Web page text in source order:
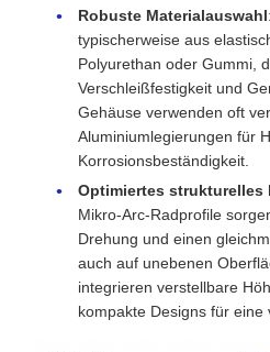
Robuste Materialauswahl
typischerweise aus
Polyurethan oder Gummi,
Verschleißfestigkeit und
Gehäuse verwenden oft
Aluminiumlegierungen für
Korrosionsbeständigkeit.
Optimiertes strukturelles
Mikro-Arc-Radprofile
Drehung und einen
auch auf unebenen
integrieren verstellbare
kompakte Designs für eine